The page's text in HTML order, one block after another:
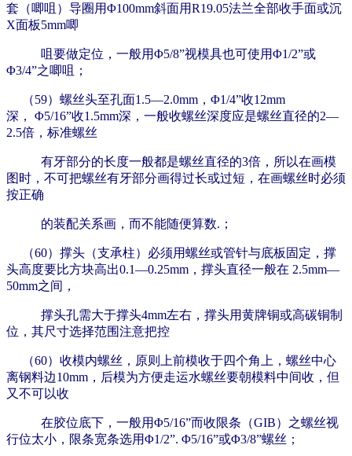
套（唧咀）导圈用Φ100mm斜面用R19.05法兰全部收手面或沉
X面板5mm唧
咀要做定位，一般用Φ5/8”视模具也可使用Φ1/2”或
Φ3/4”之唧咀；
（59）螺丝头至孔面1.5—2.0mm，Φ1/4”收12mm
深，
Φ5/16”收1.5mm深，一般收螺丝深度应是螺丝直径的2—
2.5倍，标准螺丝
有牙部分的长度一般都是螺丝直径的3倍，所以在画模
图时，不可把螺丝有牙部分画得过长或过短，在画螺丝时必须
按正确
的装配关系画，而不能随便算数.；
（60）撑头（支承柱）必须用螺丝或管针与底板固定，撑
头高度要比方块高出0.1—0.25mm，撑头直径一般在 2.5mm—
50mm之间，
撑头孔需大于撑头4mm左右，撑头用黄牌铜或高碳铜制
位，其尺寸选择范围注意把控
（60）收模内螺丝，原则上前模收于四个角上，螺丝中心
离钢料边10mm，后模为方便走运水螺丝要朝模料中间收，但
又不可以收
在胶位底下，一般用Φ5/16”而收限条（GIB）之螺丝视
行位太小，限条宽条选用Φ1/2”. Φ5/16”或Φ3/8”螺丝；